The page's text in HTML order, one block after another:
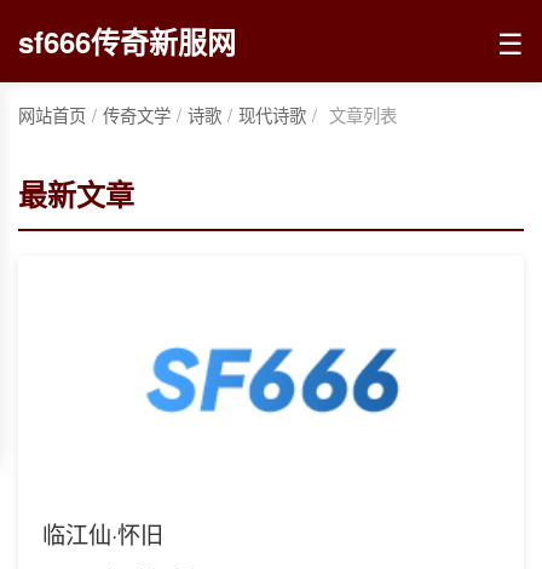
sf666传奇新服网 ☰
网站首页 / 传奇文学 / 诗歌 / 现代诗歌 / 文章列表
最新文章
临江仙·怀旧